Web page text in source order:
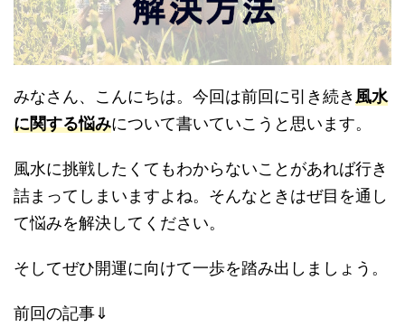
みなさん、こんにちは。今回は前回に引き続き風水
に関する悩みについて書いていこうと思います。
風水に挑戦したくてもわからないことがあれば行き
詰まってしまいますよね。そんなときはぜ目を通し
て悩みを解決してください。
そしてぜひ開運に向けて一歩を踏み出しましょう。
前回の記事⇓